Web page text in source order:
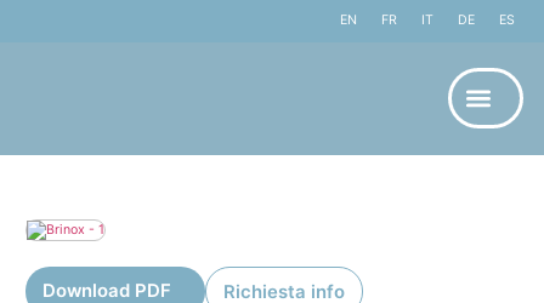
EN FR IT DE ES
Download PDF Richiesta info